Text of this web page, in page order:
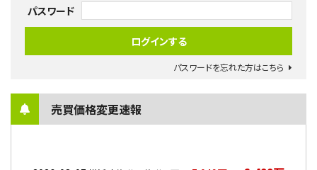
パスワード
パスワードを忘れた方はこちら
売買価格変更速報